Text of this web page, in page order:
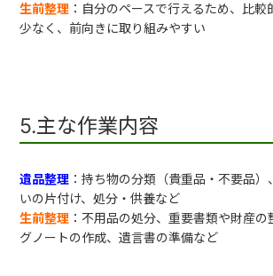
生前整理 ：自分のペースで行えるため、比
少なく、前向きに取り組みやすい
5.主な作業内容
遺品整理 ：持ち物の分類（貴重品・不要品）
いの片付け、処分・供養など
生前整理 ：不用品の処分、重要書類や財産の
グノートの作成、遺言書の準備など